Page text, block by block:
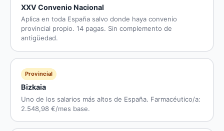
XXV Convenio Nacional
Aplica en toda España salvo donde haya convenio
provincial propio. 14 pagas. Sin complemento de
antigüedad.
Provincial
Bizkaia
Uno de los salarios más altos de España. Farmacéutico/a:
2.548,98 €/mes base.